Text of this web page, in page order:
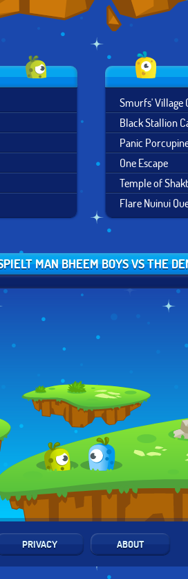
Smurfs' Village
Black Stallion
Panic
One Escape
Temple of
Flare Nuinui
MAN BHEEM BOYS VS THE
PRIVACY ABOUT